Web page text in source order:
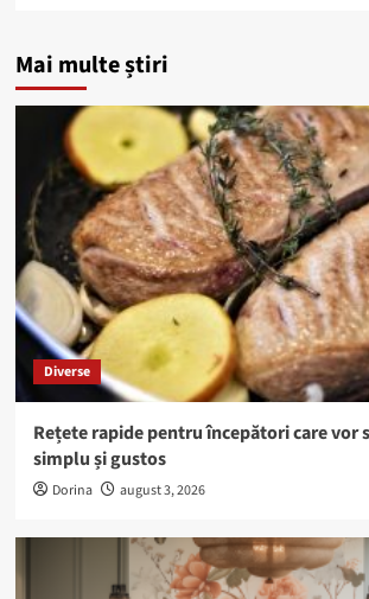
Mai multe știri
Diverse
Rețete rapide pentru începători care vor
simplu și gustos
Dorina august 3, 2026